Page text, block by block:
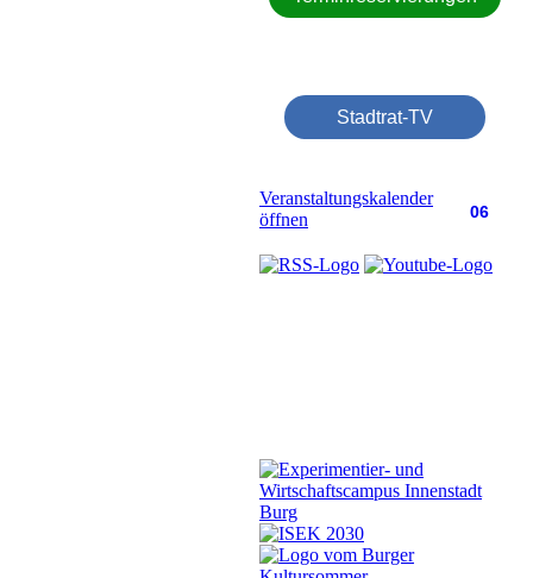
Stadtrat-TV
06
Veranstaltungskalender
öffnen